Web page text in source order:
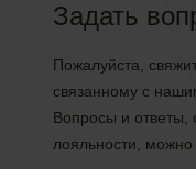
Задать
Пожалуйста,
связанному с
Вопросы и ответы,
лояльности, можно